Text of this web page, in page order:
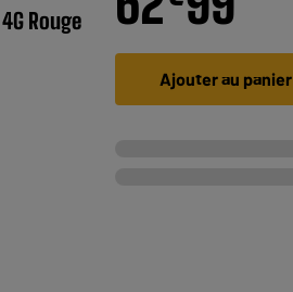
Rouge
Ajouter au panier